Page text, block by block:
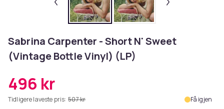
Sabrina Carpenter - Short N' Sweet
(Vintage Bottle Vinyl) (LP)
496 kr
Tidligere laveste pris: 507 kr Få igjen